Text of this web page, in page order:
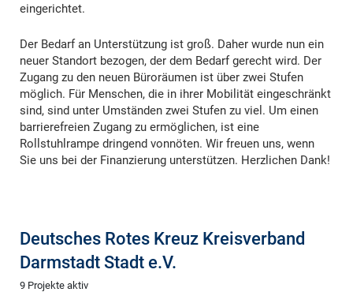
eingerichtet.
Der Bedarf an Unterstützung ist groß. Daher wurde nun ein
neuer Standort bezogen, der dem Bedarf gerecht wird. Der
Zugang zu den neuen Büroräumen ist über zwei Stufen
möglich. Für Menschen, die in ihrer Mobilität eingeschränkt
sind, sind unter Umständen zwei Stufen zu viel. Um einen
barrierefreien Zugang zu ermöglichen, ist eine
Rollstuhlrampe dringend vonnöten. Wir freuen uns, wenn
Sie uns bei der Finanzierung unterstützen. Herzlichen Dank!
Deutsches Rotes Kreuz Kreisverband
Darmstadt Stadt e.V.
9 Projekte aktiv